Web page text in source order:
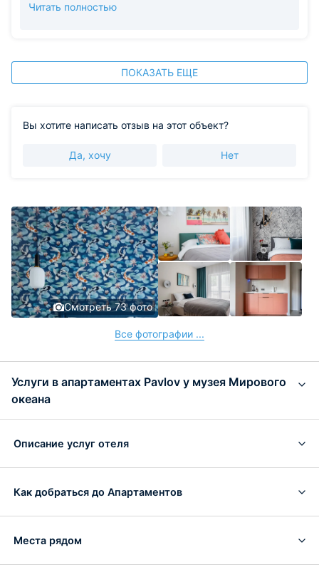
положительные слова. Будем счастливы
Читать полностью
ПОКАЗАТЬ ЕЩЕ
Вы хотите написать отзыв на этот объект?
Да, хочу Нет
Смотреть 73 фото
Все фотографии ...
Услуги в апартаментах Pavlov у музея Мирового
океана
Описание услуг отеля
Как добраться до Апартаментов
Места рядом